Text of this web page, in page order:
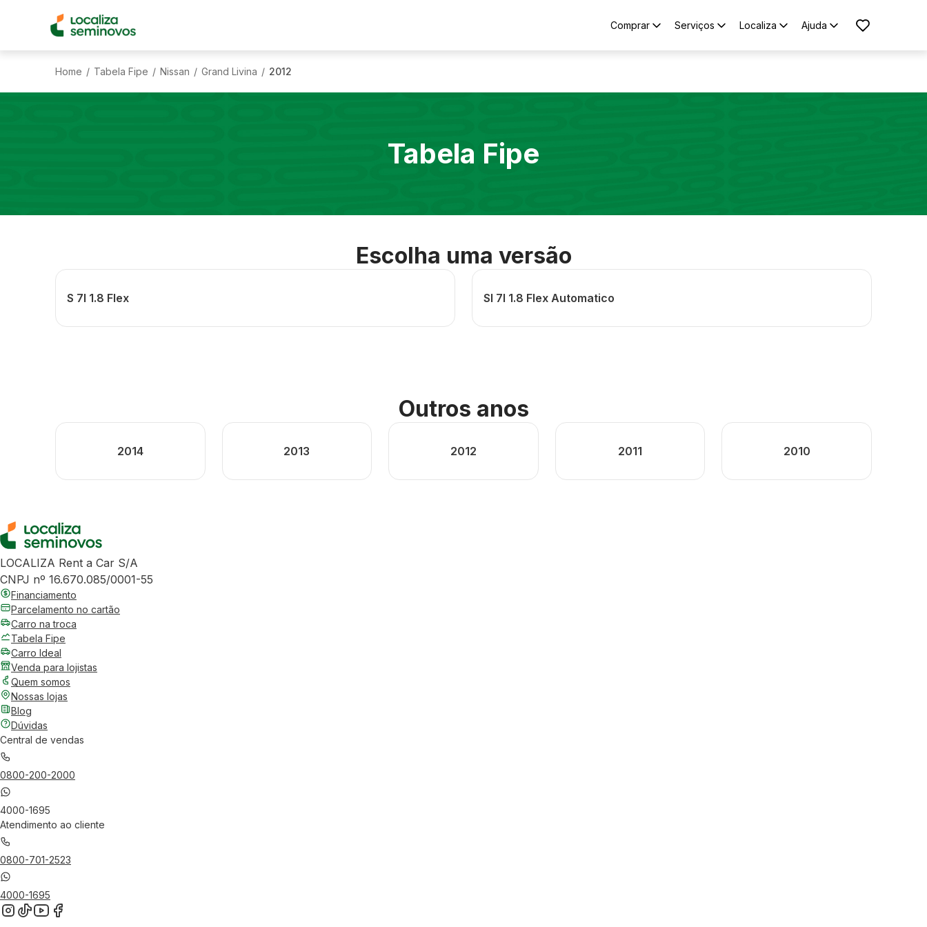
Comprar Serviços Localiza Ajuda
Home / Tabela Fipe / Nissan / Grand Livina / 2012
Tabela Fipe
Escolha uma versão
S 7l 1.8 Flex Sl 7l 1.8 Flex Automatico
Outros anos
2014 2013 2012 2011 2010
LOCALIZA Rent a Car S/A
CNPJ nº 16.670.085/0001-55
Financiamento
Parcelamento no cartão
Carro na troca
Tabela Fipe
Carro Ideal
Venda para lojistas
Quem somos
Nossas lojas
Blog
Dúvidas
Central de vendas
0800-200-2000
4000-1695
Atendimento ao cliente
0800-701-2523
4000-1695